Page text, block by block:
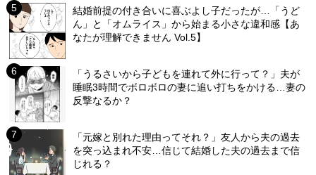
結婚前提の付き合いに喜ぶよし子だったが…「うど
ん」と「オムライス」から始まる小さな違和感【あ
なたが理解できません Vol.5】
「うるさいから子どもを連れて外に行って？」夫が
睡眠3時間でボロボロの妻に追い打ちをかける…妻の
反撃なるか？
「元嫁と別れた理由ってそれ？」友人から夫の過去
を突っ込まれ不安…信じて結婚した夫の過去まで信
じれる？